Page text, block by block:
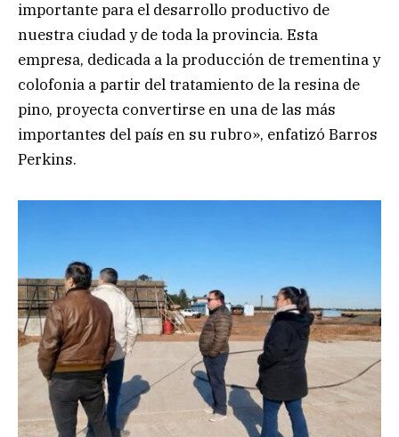
importante para el desarrollo productivo de
nuestra ciudad y de toda la provincia. Esta
empresa, dedicada a la producción de trementina y
colofonia a partir del tratamiento de la resina de
pino, proyecta convertirse en una de las más
importantes del país en su rubro», enfatizó Barros
Perkins.